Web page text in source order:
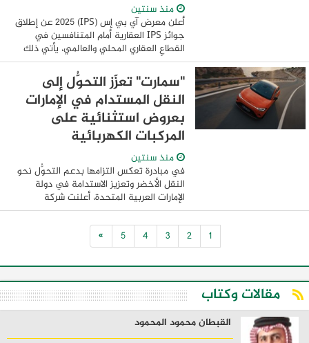
منذ سنتين
أعلن معرض آي بي إس (IPS) 2025 عن إطلاق
جوائز IPS العقارية أمام المتنافسين في
القطاع العقاري المحلي والعالمي، يأتي ذلك
ضمن أجندة فعاليات الدورة ال 21 من المعرض
والتي من المقرر عقدها خلال الفترة من ...
"سمارت" تعزّز التحوُّل إلى
النقل المستدام في الإمارات
بعروض استثنائية على
المركبات الكهربائية
منذ سنتين
في مبادرة تعكس التزامها بدعم التحوُّل نحو
النقل الأخضر وتعزيز الاستدامة في دولة
الإمارات العربية المتحدة، أعلنت شركة
"سمارت"، العلامة التجارية المرموقة في عالم
السيارات، عن إطلاق عروض مبتكرة ومرنة ...
1
2
3
4
5
»
مقالات وكتاب
القبطان محمود المحمود